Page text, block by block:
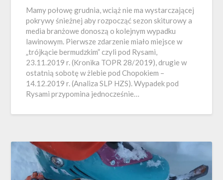
Mamy połowę grudnia, wciąż nie ma wystarczającej
pokrywy śnieżnej aby rozpocząć sezon skiturowy a
media branżowe donoszą o kolejnym wypadku
lawinowym. Pierwsze zdarzenie miało miejsce w
„trójkącie bermudzkim” czyli pod Rysami,
23.11.2019 r. (Kronika TOPR 28/2019), drugie w
ostatnią sobotę w żlebie pod Chopokiem –
14.12.2019 r. (Analiza SLP HZS). Wypadek pod
Rysami przypomina jednocześnie…